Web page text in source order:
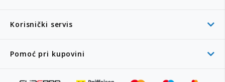
Korisnički servis
Pomoć pri kupovini